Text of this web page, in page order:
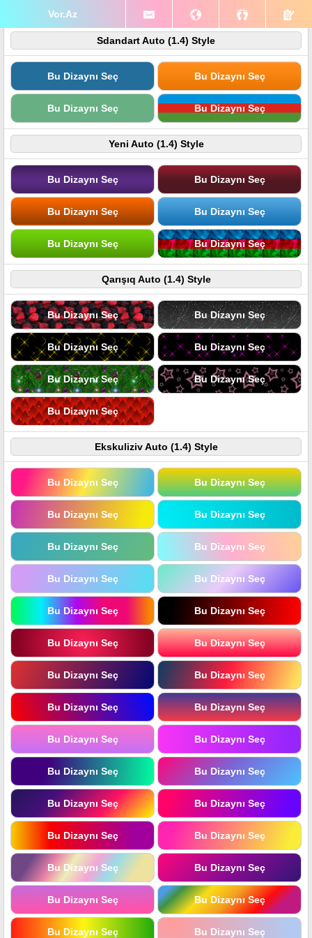
Vor.Az
Sdandart Auto (1.4) Style
Bu Dizaynı Seç Bu Dizaynı Seç
Bu Dizaynı Seç Bu Dizaynı Seç
Yeni Auto (1.4) Style
Bu Dizaynı Seç Bu Dizaynı Seç
Bu Dizaynı Seç Bu Dizaynı Seç
Bu Dizaynı Seç Bu Dizaynı Seç
Qarışıq Auto (1.4) Style
Bu Dizaynı Seç Bu Dizaynı Seç
Bu Dizaynı Seç Bu Dizaynı Seç
Bu Dizaynı Seç Bu Dizaynı Seç
Bu Dizaynı Seç
Ekskuliziv Auto (1.4) Style
Bu Dizaynı Seç Bu Dizaynı Seç
Bu Dizaynı Seç Bu Dizaynı Seç
Bu Dizaynı Seç Bu Dizaynı Seç
Bu Dizaynı Seç Bu Dizaynı Seç
Bu Dizaynı Seç Bu Dizaynı Seç
Bu Dizaynı Seç Bu Dizaynı Seç
Bu Dizaynı Seç Bu Dizaynı Seç
Bu Dizaynı Seç Bu Dizaynı Seç
Bu Dizaynı Seç Bu Dizaynı Seç
Bu Dizaynı Seç Bu Dizaynı Seç
Bu Dizaynı Seç Bu Dizaynı Seç
Bu Dizaynı Seç Bu Dizaynı Seç
Bu Dizaynı Seç Bu Dizaynı Seç
Bu Dizaynı Seç Bu Dizaynı Seç
Bu Dizaynı Seç Bu Dizaynı Seç